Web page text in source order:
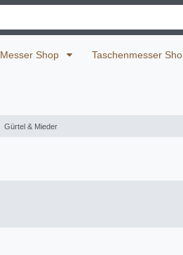
Messer Shop Taschenmesser
Gürtel & Mieder